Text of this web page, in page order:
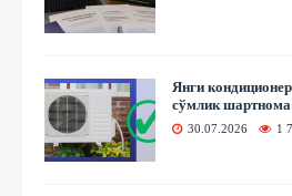
Янги
сўмлик шартнома
30.07.2026 1